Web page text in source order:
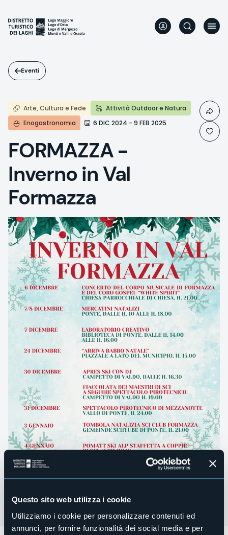
Questo sito web utilizza i cookie
Utilizziamo i cookie per personalizzare contenuti ed
annunci, per fornire funzionalità dei social media e per
contenuto
principale
Eventi
Arte, Cultura e Fede
Attività Outdoor e Natura
Enogastronomia
6 DIC 2024 - 9 FEB 2025
FORMAZZA -
Inverno in Val
Formazza